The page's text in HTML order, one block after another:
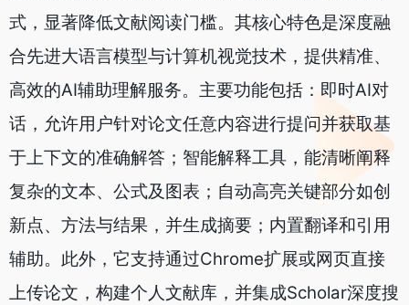
式，显著降低文献阅读门槛。其核心特色是深度融
合先进大语言模型与计算机视觉技术，提供精准、
高效的AI辅助理解服务。主要功能包括：即时AI对
话，允许用户针对论文任意内容进行提问并获取基
于上下文的准确解答；智能解释工具，能清晰阐释
复杂的文本、公式及图表；自动高亮关键部分如创
新点、方法与结果，并生成摘要；内置翻译和引用
辅助。此外，它支持通过Chrome扩展或网页直接
上传论文，构建个人文献库，并集成Scholar深度搜